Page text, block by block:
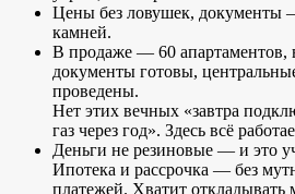
Цены без ловушек, документы
камней.
В продаже — 60 апартаментов,
документы готовы,
проведены.
Нет этих вечных «завтра
газ через год». Здесь всё
Деньги не резиновые — и это
Ипотека и рассрочка — без
платежей. Хватит